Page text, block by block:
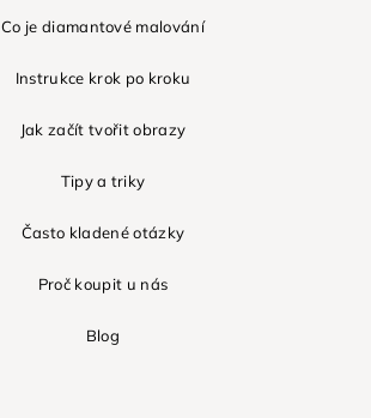
Co je diamantové malování
Instrukce krok po kroku
Jak začít tvořit obrazy
Tipy a triky
Často kladené otázky
Proč koupit u nás
Blog